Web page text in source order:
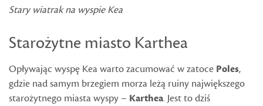
Stary wiatrak na wyspie Kea
Starożytne miasto Karthea
Opływając wyspę Kea warto zacumować w zatoce Poles,
gdzie nad samym brzegiem morza leżą ruiny największego
starożytnego miasta wyspy – Karthea. Jest to dziś